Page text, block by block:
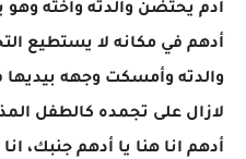
آدم يحتضن والدته وأخته وهو
أدهم في مكانه لا يستطيع
والدته وأمسكت وجهه
لازال على تجمده كالطفل
أدهم انا هنا يا أدهم جنبك،